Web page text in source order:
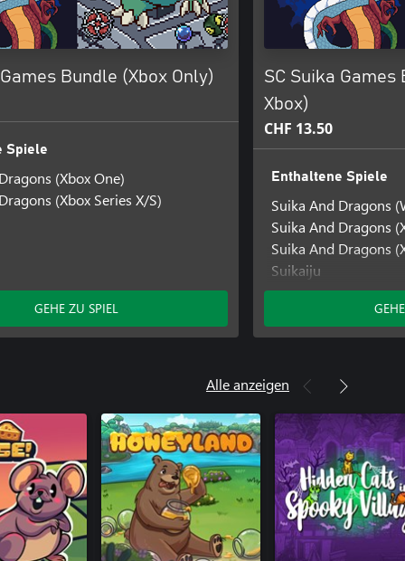
Bundle (Xbox Only)
Spiele
(Xbox One)
(Xbox Series X/S)
GEHE ZU SPIEL
SC Suika
Xbox)
CHF 13.50
Enthaltene Spiele
Suika And Dragons
Suika And Dragons
Suika And Dragons
Suikaiju
Suikaiju (Windows)
Alle anzeigen